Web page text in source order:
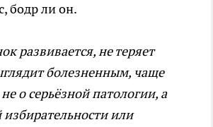
бодр ли он.
развивается, не теряет
болезненным, чаще
о серьёзной патологии, а
или